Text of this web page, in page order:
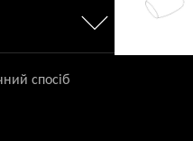
спосіб